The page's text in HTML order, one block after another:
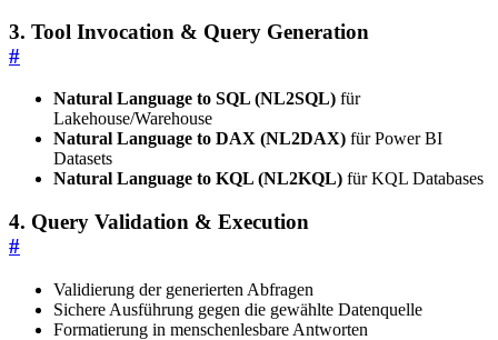
3. Tool Invocation & Query Generation
#
Natural Language to SQL (NL2SQL) für
Lakehouse/Warehouse
Natural Language to DAX (NL2DAX) für Power BI
Datasets
Natural Language to KQL (NL2KQL) für KQL Databases
4. Query Validation & Execution
#
Validierung der generierten Abfragen
Sichere Ausführung gegen die gewählte Datenquelle
Formatierung in menschenlesbare Antworten